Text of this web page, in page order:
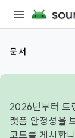
문서
2026년부터 트
랫폼 안정성을
코드를 게시합